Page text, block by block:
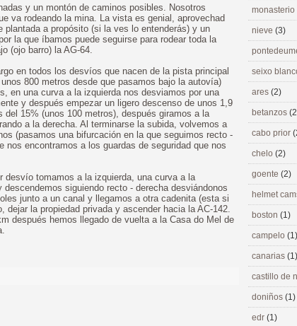
y un montón de caminos posibles. Nosotros
va rodeando la mina. La vista es genial, aprovechad
plantada a propósito (si la ves lo entenderás) y un
la que íbamos puede seguirse para rodear toda la
(ojo barro) la AG-64.
en todos los desvíos que nacen de la pista principal
800 metros desde que pasamos bajo la autovía)
en una curva a la izquierda nos desviamos por una
y después empezar un ligero descenso de unos 1,9
15% (unos 100 metros), después giramos a la
a la derecha. Al terminarse la subida, volvemos a
(pasamos una bifurcación en la que seguimos recto -
nos encontramos a los guardas de seguridad que nos
desvío tomamos a la izquierda, una curva a la
siguiendo recto - derecha desviándonos
junto a un canal y llegamos a otra cadenita (esta si
la propiedad privada y ascender hacia la AC-142.
después hemos llegado de vuelta a la Casa do Mel de
nieve (3)
seixo
ares (2)
betanzos
cabo prior
chelo (2)
goente (2)
helmet
boston (1)
campelo (1)
canarias (1)
castillo de
doniños (1)
edr (1)